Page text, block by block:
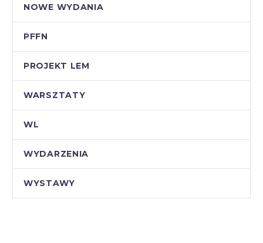
NOWE WYDANIA
PFFN
PROJEKT LEM
WARSZTATY
WL
WYDARZENIA
WYSTAWY